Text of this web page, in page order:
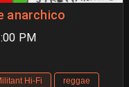
anarchico
PM
Hi-Fi reggae